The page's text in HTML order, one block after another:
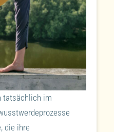
tatsächlich im
die ihre